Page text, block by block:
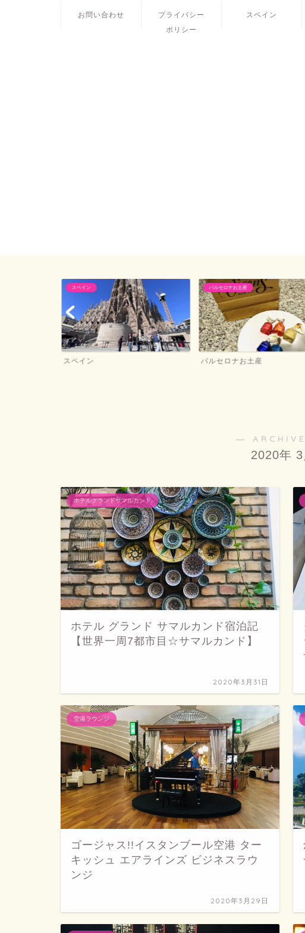
お問い合わせ
プライバシー
ポリシー
スペイン
スペイン
スペイン
バルセロナお土産
バルセロナお土産
―
2020年 3
ホテルグランドサマルカンド
ホテル グランド サマルカンド宿泊記
【世界一周7都市目☆サマルカンド】
2020年3月31日
空港ラウンジ
ゴージャス!!イスタンブール空港 ター
キッシュ エアラインズ ビジネスラウ
ンジ
2020年3月29日